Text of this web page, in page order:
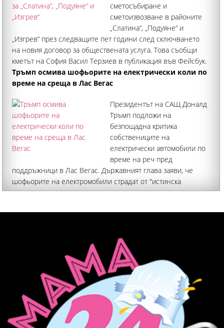
сметосъбиране и
сметоизвозване в районите
„Слатина“, „Подуяне“ и
„Изгрев“ през следващите пет години след сключването
на новия договор за обществената услуга. Това съобщи
кметът на София Васил Терзиев в публикация във Фейсбук.
Вчера зам.-кметът по екология инж
Тръмп осмива шофьорите на електрически коли по
време на среща в Лас Вегас
Президентът на САЩ Доналд
Тръмп подложи на
безпощадна критика
собствениците на
електрически автомобили по
време на реч пред
поддръжници в Лас Вегас. Държавният глава заяви, че
шофьорите на електромобили страдат от "истинска
болест". С този термин той иронизира страхът на